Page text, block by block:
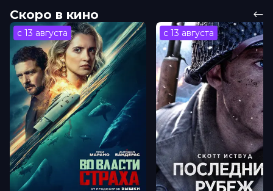
Скоро в кино
с 13 августа с 13 августа